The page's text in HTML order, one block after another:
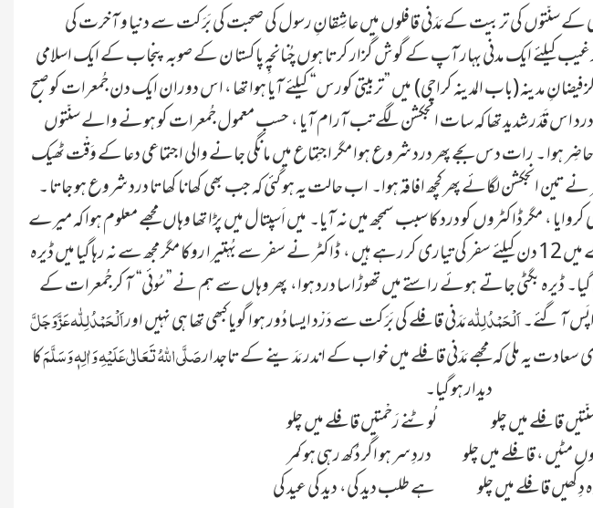
سنّتوں کی تربیت کے مَدَنی قافلوں میں عاشِقانِ رسول کی صحبت کی بَرَکت سے دنیا و آخرت کی
کیلئے ایک مدنی بہار آپ کے گوش گزار کرتا ہوں چُنانچِہ پاکستا ن کے صوبہ پنجاب کے ایک اسلامی
مدینہ (باب المدینہ کراچی) میں ’’تربیتی کورس‘‘ کیلئے آیا ہوا تھا ، اس دوران ایک دن جُمعرات کو صبح
درد اس قَدَر شدید تھا کہ سات انجکشن لگے تب آرام آیا ، حسبِ معمول جُمعرات کو ہونے والے سنّتوں
حاضِر ہوا ۔ رات دس بجے پھر درد شروع ہوا مگر اجتِماع میں مانگی جانے والی اجتماعی دعا کے وَقْت ٹھیک
تین انجکشن لگائے پھر کچھ افاقہ ہوا۔ اب حالت یہ ہو گئی کہ جب بھی کھانا کھاتا درد شروع ہو جاتا ۔
، مگر ڈاکٹروں کو درد کا سبب سمجھ میں نہ آیا۔ میں اَسپتال میں پڑا تھا وہاں مجھے معلوم ہوا کہ میرے
ساتھ والے اسلامی بھائی سنّتوں کی تربیت کے مَدَنی قافِلے میں 12 دن کیلئے سفر کی تیاری کر رہے ہیں ، ڈاکٹر نے سفر سے بُہتیرا روکا مگر مجھ سے نہ رہا گیا میں ڈیرہ
ڈیرہ بگٹی جاتےہوئے راستے میں تھوڑا سا درد ہوا، پھر وہاں سے ہم نے ’’ سُوئی‘‘ آ کرجُمعرات کے
آ گئے۔اَلْحَمْدُلِلّٰہمَدَنی قافِلے کی بَرَکت سے دَرْد ایسا دُور ہوا گویا کبھی تھا ہی نہیں اوراَلْحَمْدُلِلّٰہ عَزَّ وَجَلَّ
یہ ملی کہ مجھے مَدَنی قافِلے میں خواب کے اندر مَدَینے کے تاجدارصَلَّی اللہُ تَعَالٰی عَلَیْہِ وَاٰلِہٖ وَسَلَّمَکا
لُوٹنے رَحْمتیں قافِلے میں چلو
قافِلے میں چلو
دردِ سر ہو اگر دُکھ رہی ہو کمر
مٹیں ، قافِلے میں چلو
ہے طلب دید کی، دید کی عید کی
قافِلے میں چلو